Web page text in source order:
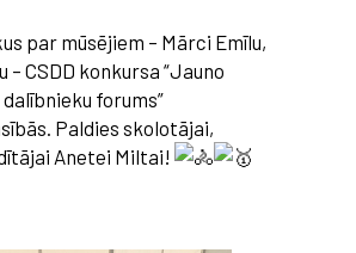
par mūsējiem – Mārci Emīlu,
– CSDD konkursa “Jauno
forums”
Paldies skolotājai,
Anetei Miltai!